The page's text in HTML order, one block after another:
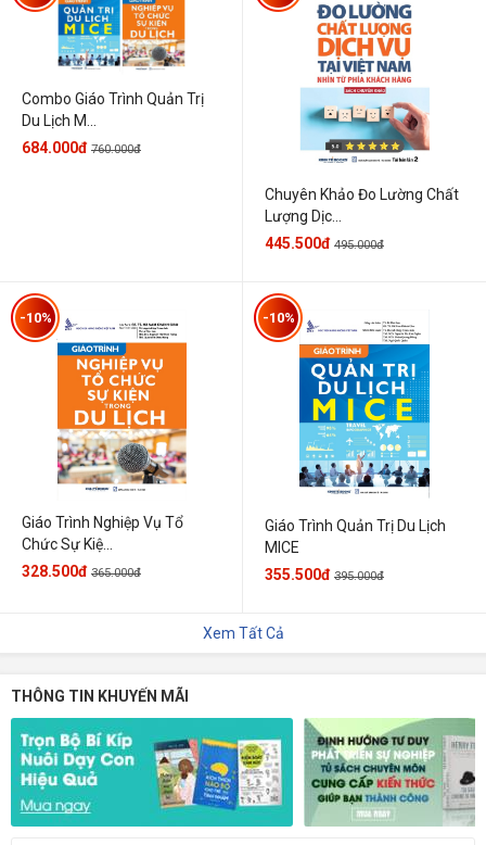
Combo Giáo Trình Quản Trị
Du Lịch M...
684.000đ 760.000đ
Chuyên Khảo Đo Lường Chất
Lượng Dịc...
445.500đ 495.000đ
Giáo Trình Nghiệp Vụ Tổ
Chức Sự Kiệ...
-10%
328.500đ 365.000đ
Giáo Trình Quản Trị Du Lịch
MICE
-10%
355.500đ 395.000đ
Xem Tất Cả
THÔNG TIN KHUYẾN MÃI